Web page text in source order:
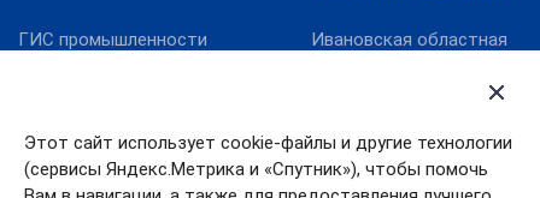
Этот сайт использует cookie-файлы и другие технологии
(сервисы Яндекс.Метрика и «Спутник»), чтобы помочь
ГИС промышленности
Фонд развития
промышленности
Ивановская областная
Уполномоченный по
правам человека в
Ивановской области